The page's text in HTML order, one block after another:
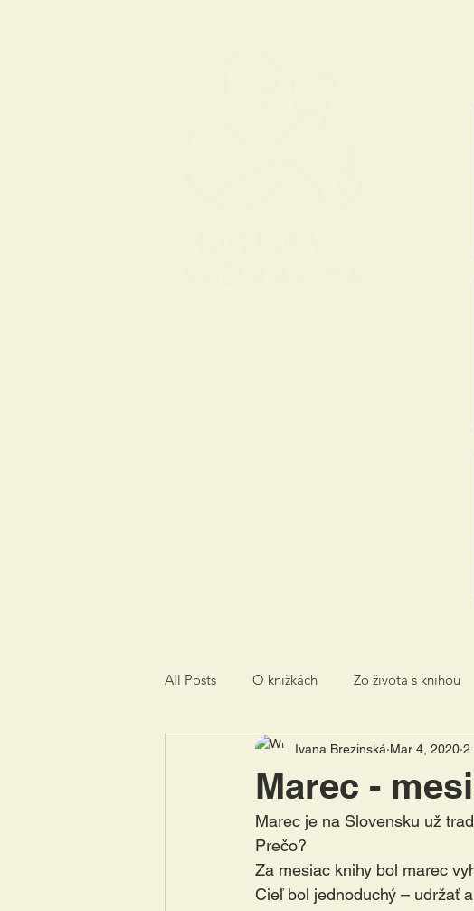
All Posts O knižkách Zo života s knihou
Marec -
Ivana Brezinská Mar 4, 2020 2
Marec je na Slovensku už
Prečo?
Za mesiac knihy bol marec
Cieľ bol jednoduchý – udržať